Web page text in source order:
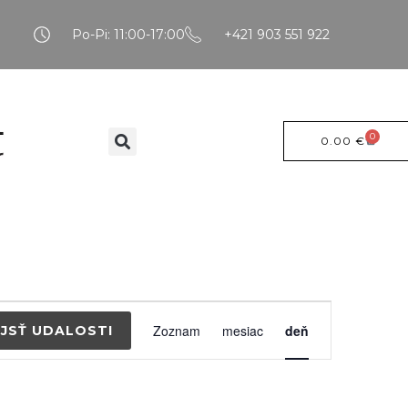
Po-Pi: 11:00-17:00 +421 903 551 922
0.00€ 0
UDALOSTI
Navigácia
Zoznam mesiac deň